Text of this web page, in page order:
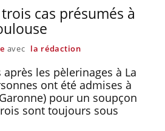
cas présumés à
avec la rédaction
les pèlerinages à La
ont été admises à
pour un soupçon
sont toujours sous